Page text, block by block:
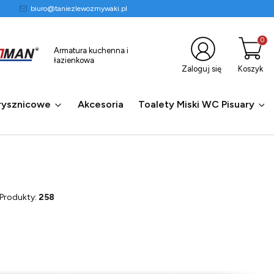
biuro@taniezlewozmywaki.pl
Armatura kuchenna i
łazienkowa
Zaloguj się
Koszyk
Akcesoria Toalety Miski WC Pisuary
Produkty: 258